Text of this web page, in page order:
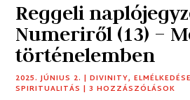
Reggeli
Numeriről (13) –
történelemben
2025. JÚNIUS 2. |DIVINITY,
SPIRITUALITÁS | 3 HOZZÁSZÓLÁSOK